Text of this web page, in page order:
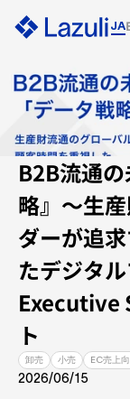
JA
プロダクト
ソリューション
ホーム
事例
リソース
企業情報
資料ダウンロ
B2B流通
略』〜生
ダーが追
たデジタ
Executive
ト
卸売 小売 EC売上
2026/06/15